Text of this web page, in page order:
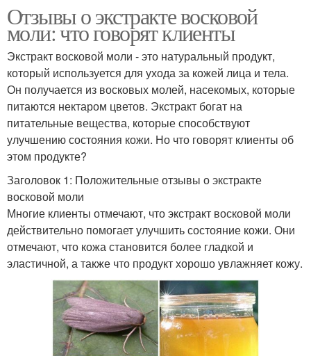
Отзывы о экстракте восковой
моли: что говорят клиенты
Экстракт восковой моли - это натуральный продукт,
который используется для ухода за кожей лица и тела.
Он получается из восковых молей, насекомых, которые
питаются нектаром цветов. Экстракт богат на
питательные вещества, которые способствуют
улучшению состояния кожи. Но что говорят клиенты об
этом продукте?
Заголовок 1: Положительные отзывы о экстракте
восковой моли
Многие клиенты отмечают, что экстракт восковой моли
действительно помогает улучшить состояние кожи. Они
отмечают, что кожа становится более гладкой и
эластичной, а также что продукт хорошо увлажняет кожу.